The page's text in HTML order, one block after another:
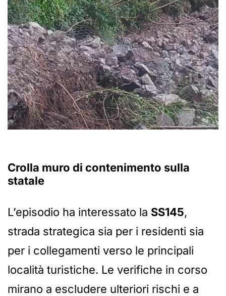
Crolla muro di contenimento sulla
statale
L’episodio ha interessato la SS145,
strada strategica sia per i residenti sia
per i collegamenti verso le principali
località turistiche. Le verifiche in corso
mirano a escludere ulteriori rischi e a